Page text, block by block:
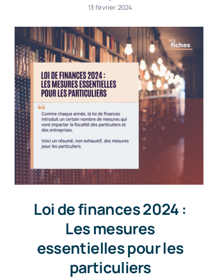
13 février 2024
Loi de finances 2024 :
Les mesures
essentielles pour les
particuliers